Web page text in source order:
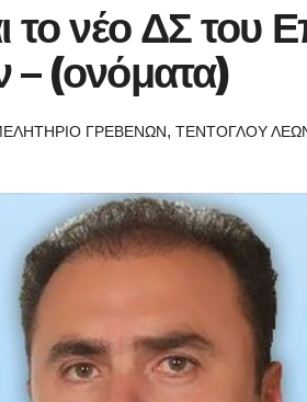
το νέο ΔΣ του
– (ονόματα)
ΓΡΕΒΕΝΩΝ, ΤΕΝΤΟΓΛΟΥ